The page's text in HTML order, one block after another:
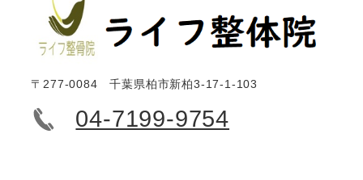
〒277-0084 千葉県柏市新柏3-17-1-103
04-7199-9754